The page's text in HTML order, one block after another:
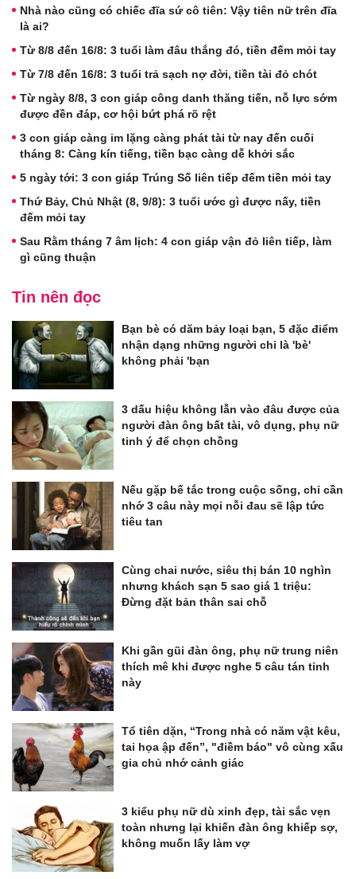
Nhà nào cũng có chiếc đĩa sứ cô tiên: Vậy tiên nữ trên đĩa
là ai?
Từ 8/8 đến 16/8: 3 tuổi làm đâu thắng đó, tiền đếm mỏi tay
Từ 7/8 đến 16/8: 3 tuổi trả sạch nợ đời, tiền tài đỏ chót
Từ ngày 8/8, 3 con giáp công danh thăng tiến, nỗ lực sớm
được đền đáp, cơ hội bứt phá rõ rệt
3 con giáp càng im lặng càng phát tài từ nay đến cuối
tháng 8: Càng kín tiếng, tiền bạc càng dễ khởi sắc
5 ngày tới: 3 con giáp Trúng Số liên tiếp đếm tiền mỏi tay
Thứ Bảy, Chủ Nhật (8, 9/8): 3 tuổi ước gì được nấy, tiền
đếm mỏi tay
Sau Rằm tháng 7 âm lịch: 4 con giáp vận đỏ liên tiếp, làm
gì cũng thuận
Tin nên đọc
Bạn bè có dăm bảy loại bạn, 5 đặc điểm
nhận dạng những người chỉ là 'bè'
không phải 'bạn
3 dấu hiệu không lẫn vào đâu được của
người đàn ông bất tài, vô dụng, phụ nữ
tinh ý để chọn chồng
Nếu gặp bế tắc trong cuộc sống, chỉ cần
nhớ 3 câu này mọi nỗi đau sẽ lập tức
tiêu tan
Cùng chai nước, siêu thị bán 10 nghìn
nhưng khách sạn 5 sao giá 1 triệu:
Đừng đặt bản thân sai chỗ
Khi gần gũi đàn ông, phụ nữ trung niên
thích mê khi được nghe 5 câu tán tỉnh
này
Tổ tiên dặn, “Trong nhà có năm vật kêu,
tai họa ập đến”, "điềm báo" vô cùng xấu
gia chủ nhớ cảnh giác
3 kiểu phụ nữ dù xinh đẹp, tài sắc vẹn
toàn nhưng lại khiến đàn ông khiếp sợ,
không muốn lấy làm vợ